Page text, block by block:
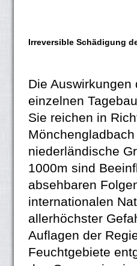
Irreversible Schädigung
Die
einzelnen
Sie reichen in
niederländische
1000m sind
absehbaren
internationalen
allerhöchster
Auflagen der
Feuchtgebiete